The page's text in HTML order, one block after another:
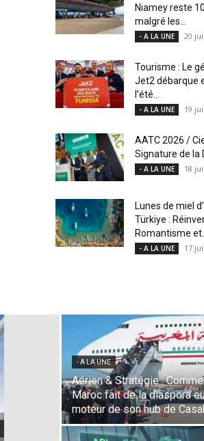
Niamey reste
malgré les...
- A LA UNE 20
Tourisme : Le
Jet2 débarque
l’été...
- A LA UNE 19
AATC 2026 /
Signature de la
- A LA UNE 18
Lunes de miel
Türkiye :
Romantisme et...
- A LA UNE 17
- A LA UNE
Une Révolution Stratégique
Saadia Zahidi nommée
Générale